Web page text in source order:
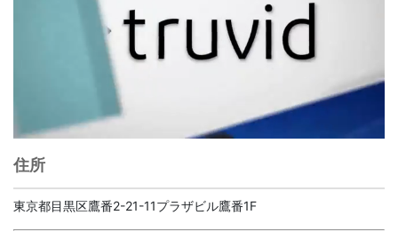
住所
東京都目黒区鷹番2-21-11プラザビル鷹番1F